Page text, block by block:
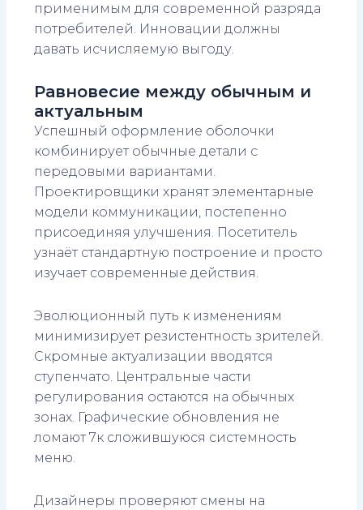
применимым для современной разряда
потребителей. Инновации должны
давать исчисляемую выгоду.
Равновесие между обычным и
актуальным
Успешный оформление оболочки
комбинирует обычные детали с
передовыми вариантами.
Проектировщики хранят элементарные
модели коммуникации, постепенно
присоединяя улучшения. Посетитель
узнаёт стандартную построение и просто
изучает современные действия.
Эволюционный путь к изменениям
минимизирует резистентность зрителей.
Скромные актуализации вводятся
ступенчато. Центральные части
регулирования остаются на обычных
зонах. Графические обновления не
ломают 7к сложившуюся системность
меню.
Дизайнеры проверяют смены на